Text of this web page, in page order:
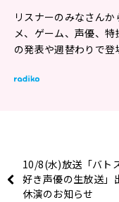
リスナーのみなさん
メ、ゲーム、声優、
の発表や週替わりで
10/8(水)放送「バト
好き声優の生放送」
休演のお知らせ